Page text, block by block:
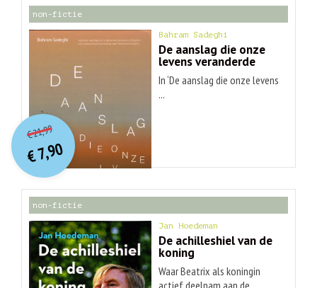
non-fictie
Bahram Sadeghi
De aanslag die onze
levens veranderde
In ‘De aanslag die onze levens
...
€21,99O
orspr
onkelijke
prijs
was:
€ 21,99.
€7,90
Huidige
prijs
is:
€ 7,90.
non-fictie
Jan Hoedeman
De achilleshiel van de
koning
Waar Beatrix als koningin
actief deelnam aan de ...